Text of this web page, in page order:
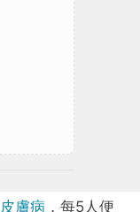
皮膚病 ，每5人便